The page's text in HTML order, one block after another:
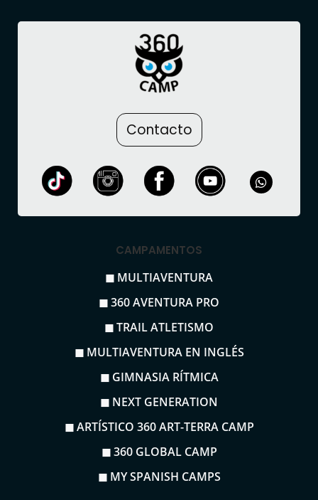
Contacto
CAMPAMENTOS
◼ MULTIAVENTURA
◼ 360 AVENTURA PRO
◼ TRAIL ATLETISMO
◼ MULTIAVENTURA EN INGLÉS
◼ GIMNASIA RÍTMICA
◼ NEXT GENERATION
◼ ARTÍSTICO 360 ART-TERRA CAMP
◼ 360 GLOBAL CAMP
◼ MY SPANISH CAMPS